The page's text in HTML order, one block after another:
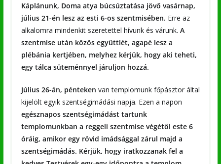
Káplánunk, Doma atya búcsúztatása jövő vasárnap,
július 21-én lesz az esti 6-os szentmisében. Erre az
alkalomra mindenkit szeretettel hívunk és várunk. A
szentmise után közös együttlét, agapé lesz a
plébánia kertjében, melyhez kérjük, hogy aki teheti,
egy tálca süteménnyel járuljon hozzá.
Július 26-án, pénteken van templomunk főpásztor által
kijelölt egyik szentségimádási napja. Ezen a napon
egésznapos szentségimádást tartunk
templomunkban a reggeli szentmise végétől este 6
óráig, amikor egy rövid imádsággal zárul majd a
szentségimádás. Kérjük, hogy iratkozzanak fel a